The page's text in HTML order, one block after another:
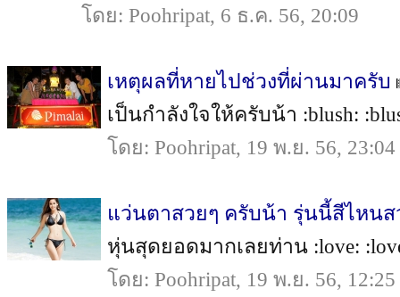
โดย: Poohripat, 6 ธ.ค. 56, 20:09
เหตุผลที่หายไปช่วงที่ผ่านมาครับ
เป็นกำลังใจให้ครับน้า :blush:
โดย: Poohripat, 19 พ.ย. 56, 23:04
แว่นตาสวยๆ ครับน้า รุ่นนี้สีไหนส
หุ่นสุดยอดมากเลยท่าน :love:
โดย: Poohripat, 19 พ.ย. 56, 12:25